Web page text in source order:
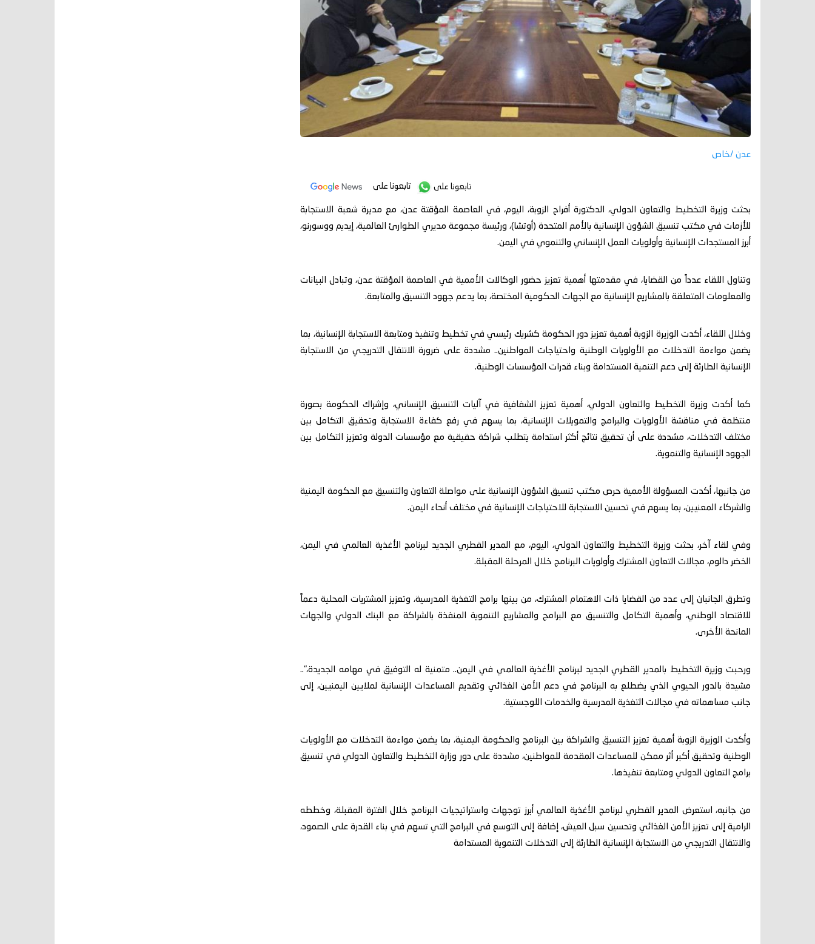
عدن /خاص
تابعونا على تابعونا على
بحثت وزيرة التخطيط والتعاون الدولي، الدكتورة أفراح الزوبة، اليوم، في العاصمة المؤقتة عدن، مع مديرة شعبة الاستجابة
للأزمات في مكتب تنسيق الشؤون الإنسانية بالأمم المتحدة (أوتشا)، ورئيسة مجموعة مديري الطوارئ العالمية، إيديم ووسورنو،
أبرز المستجدات الإنسانية وأولويات العمل الإنساني والتنموي في اليمن.
وتناول اللقاء عدداً من القضايا، في مقدمتها أهمية تعزيز حضور الوكالات الأممية في العاصمة المؤقتة عدن، وتبادل البيانات
والمعلومات المتعلقة بالمشاريع الإنسانية مع الجهات الحكومية المختصة، بما يدعم جهود التنسيق والمتابعة.
وخلال اللقاء، أكدت الوزيرة الزوبة أهمية تعزيز دور الحكومة كشريك رئيسي في تخطيط وتنفيذ ومتابعة الاستجابة الإنسانية، بما
يضمن مواءمة التدخلات مع الأولويات الوطنية واحتياجات المواطنين.. مشددة على ضرورة الانتقال التدريجي من الاستجابة
الإنسانية الطارئة إلى دعم التنمية المستدامة وبناء قدرات المؤسسات الوطنية.
كما أكدت وزيرة التخطيط والتعاون الدولي، أهمية تعزيز الشفافية في آليات التنسيق الإنساني، وإشراك الحكومة بصورة
منتظمة في مناقشة الأولويات والبرامج والتمويلات الإنسانية، بما يسهم في رفع كفاءة الاستجابة وتحقيق التكامل بين
مختلف التدخلات، مشددة على أن تحقيق نتائج أكثر استدامة يتطلب شراكة حقيقية مع مؤسسات الدولة وتعزيز التكامل بين
الجهود الإنسانية والتنموية.
من جانبها، أكدت المسؤولة الأممية حرص مكتب تنسيق الشؤون الإنسانية على مواصلة التعاون والتنسيق مع الحكومة اليمنية
والشركاء المعنيين، بما يسهم في تحسين الاستجابة للاحتياجات الإنسانية في مختلف أنحاء اليمن.
وفي لقاء آخر، بحثت وزيرة التخطيط والتعاون الدولي، اليوم، مع المدير القطري الجديد لبرنامج الأغذية العالمي في اليمن،
الخضر دالوم، مجالات التعاون المشترك وأولويات البرنامج خلال المرحلة المقبلة.
وتطرق الجانبان إلى عدد من القضايا ذات الاهتمام المشترك، من بينها برامج التغذية المدرسية، وتعزيز المشتريات المحلية دعماً
للاقتصاد الوطني، وأهمية التكامل والتنسيق مع البرامج والمشاريع التنموية المنفذة بالشراكة مع البنك الدولي والجهات
المانحة الأخرى.
ورحبت وزيرة التخطيط بالمدير القطري الجديد لبرنامج الأغذية العالمي في اليمن.. متمنية له التوفيق في مهامه الجديدة،"..
مشيدة بالدور الحيوي الذي يضطلع به البرنامج في دعم الأمن الغذائي وتقديم المساعدات الإنسانية لملايين اليمنيين، إلى
جانب مساهماته في مجالات التغذية المدرسية والخدمات اللوجستية.
وأكدت الوزيرة الزوبة أهمية تعزيز التنسيق والشراكة بين البرنامج والحكومة اليمنية، بما يضمن مواءمة التدخلات مع الأولويات
الوطنية وتحقيق أكبر أثر ممكن للمساعدات المقدمة للمواطنين، مشددة على دور وزارة التخطيط والتعاون الدولي في تنسيق
برامج التعاون الدولي ومتابعة تنفيذها.
من جانبه، استعرض المدير القطري لبرنامج الأغذية العالمي أبرز توجهات واستراتيجيات البرنامج خلال الفترة المقبلة، وخططه
الرامية إلى تعزيز الأمن الغذائي وتحسين سبل العيش، إضافة إلى التوسع في البرامج التي تسهم في بناء القدرة على الصمود،
والانتقال التدريجي من الاستجابة الإنسانية الطارئة إلى التدخلات التنموية المستدامة